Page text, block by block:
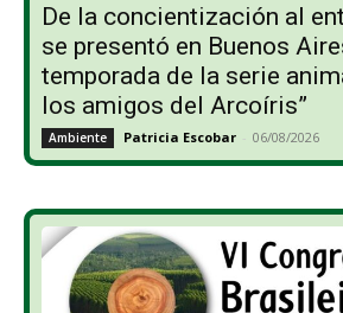
De la concientización al
se presentó en Buenos
temporada de la serie
los amigos del Arcoíris”
Ambiente Patricia Escobar - 06/08/2026